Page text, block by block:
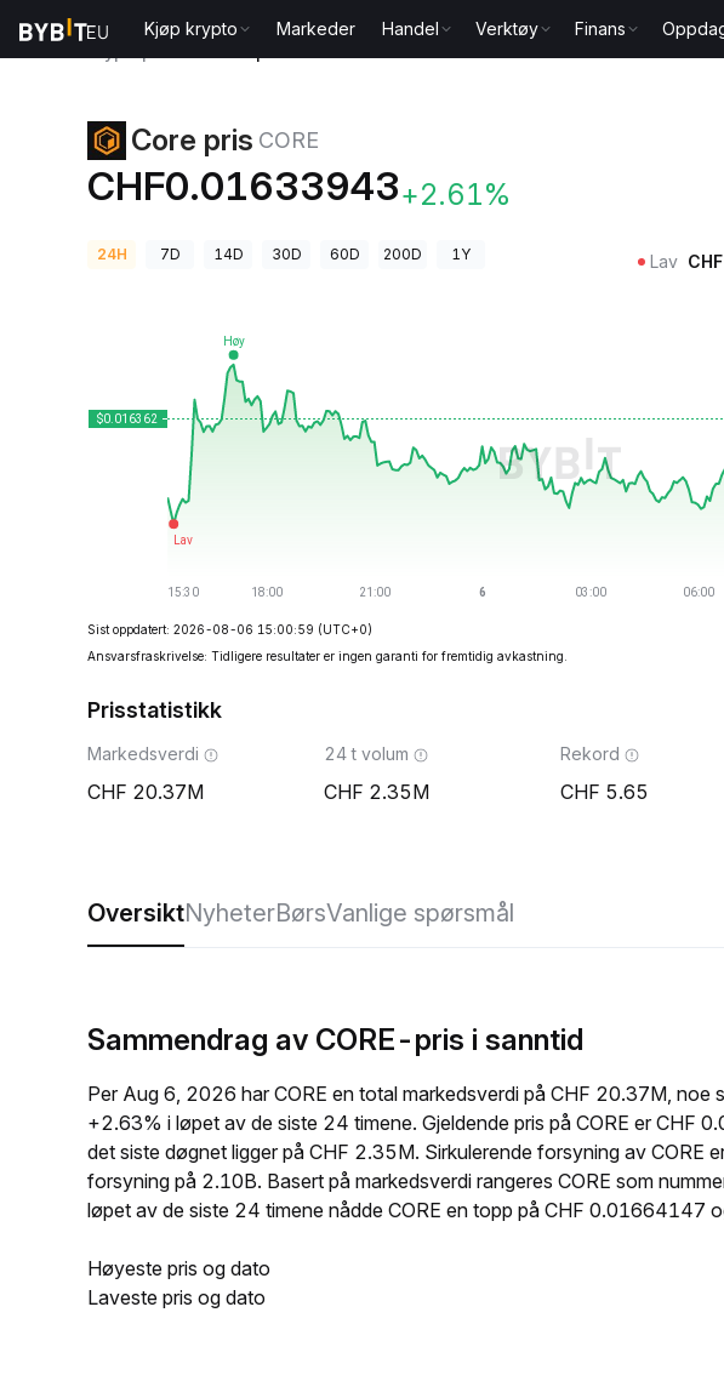
Kjøp krypto Markeder Handel Verktøy Finans
Core pris CORE
CHF0.01633943+2.61%
24H 7D 14D 30D 60D 200D 1Y Lav CHF
Sist oppdatert: 2026-08-06 15:00:59 (UTC+0)
Ansvarsfraskrivelse: Tidligere resultater er ingen garanti for fremtidig avkastning.
Prisstatistikk
Markedsverdi
20.37M
24 t volum
2.35M
Rekord
5.65
OversiktNyheterBørsVanlige spørsmål
Sammendrag av CORE-pris i sanntid
Per Aug 6, 2026 har CORE en total markedsverdi på CHF 20.37M, noe
+2.63% i løpet av de siste 24 timene. Gjeldende pris på CORE er CHF
det siste døgnet ligger på CHF 2.35M. Sirkulerende forsyning av CORE
forsyning på 2.10B. Basert på markedsverdi rangeres CORE som
løpet av de siste 24 timene nådde CORE en topp på CHF 0.01664147
Høyeste pris og dato
Laveste pris og dato